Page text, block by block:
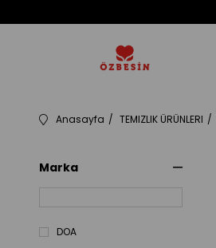
Anasayfa TEMIZLIK ÜRÜNLERI
Marka
DOA